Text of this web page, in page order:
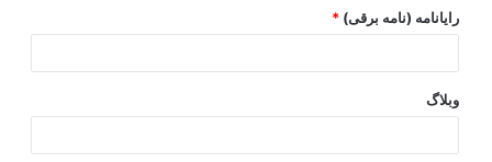
رایانامه (نامه برقی) *
وبلاگ